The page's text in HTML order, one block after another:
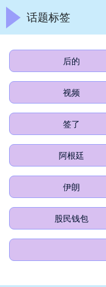
话题标签
后的
视频
签了
阿根廷
伊朗
股民钱包